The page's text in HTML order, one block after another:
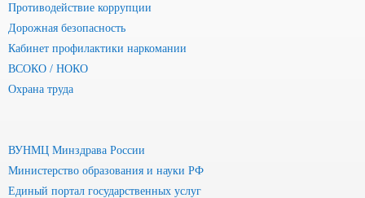
Противодействие коррупции
Дорожная безопасность
Кабинет профилактики наркомании
ВСОКО / НОКО
Охрана труда
ВУНМЦ Минздрава России
Министерство образования и науки РФ
Единый портал государственных услуг